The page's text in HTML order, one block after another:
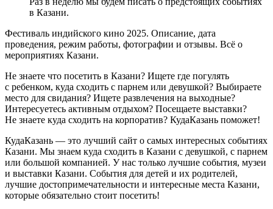
в Казани.
Фестиваль индийского кино 2025. Описание, дата
проведения, режим работы, фотографии и отзывы. Всё о
мероприятиях Казани.
Не знаете что посетить в Казани? Ищете где погулять
с ребенком, куда сходить с парнем или девушкой? Выбираете
место для свидания? Ищете развлечения на выходные?
Интересуетесь активным отдыхом? Посещаете выставки?
Не знаете куда сходить на корпоратив? КудаКазань поможет!
КудаКазань — это лучший сайт о самых интересных событиях
Казани. Мы знаем куда сходить в Казани с девушкой, с парнем
или большой компанией. У нас только лучшие события, музеи
и выставки Казани. События для детей и их родителей,
лучшие достопримечательности и интересные места Казани,
которые обязательно стоит посетить!